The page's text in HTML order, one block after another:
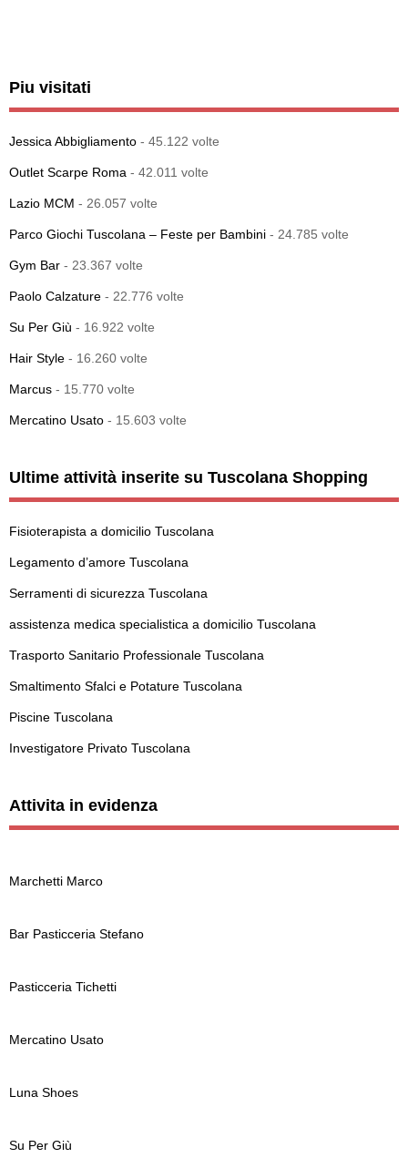
Piu visitati
Jessica Abbigliamento - 45.122 volte
Outlet Scarpe Roma - 42.011 volte
Lazio MCM - 26.057 volte
Parco Giochi Tuscolana – Feste per Bambini - 24.785 volte
Gym Bar - 23.367 volte
Paolo Calzature - 22.776 volte
Su Per Giù - 16.922 volte
Hair Style - 16.260 volte
Marcus - 15.770 volte
Mercatino Usato - 15.603 volte
Ultime attività inserite su Tuscolana Shopping
Fisioterapista a domicilio Tuscolana
Legamento d’amore Tuscolana
Serramenti di sicurezza Tuscolana
assistenza medica specialistica a domicilio Tuscolana
Trasporto Sanitario Professionale Tuscolana
Smaltimento Sfalci e Potature Tuscolana
Piscine Tuscolana
Investigatore Privato Tuscolana
Attivita in evidenza
Marchetti Marco
Bar Pasticceria Stefano
Pasticceria Tichetti
Mercatino Usato
Luna Shoes
Su Per Giù